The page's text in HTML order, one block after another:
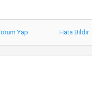
Yap Hata Bildir